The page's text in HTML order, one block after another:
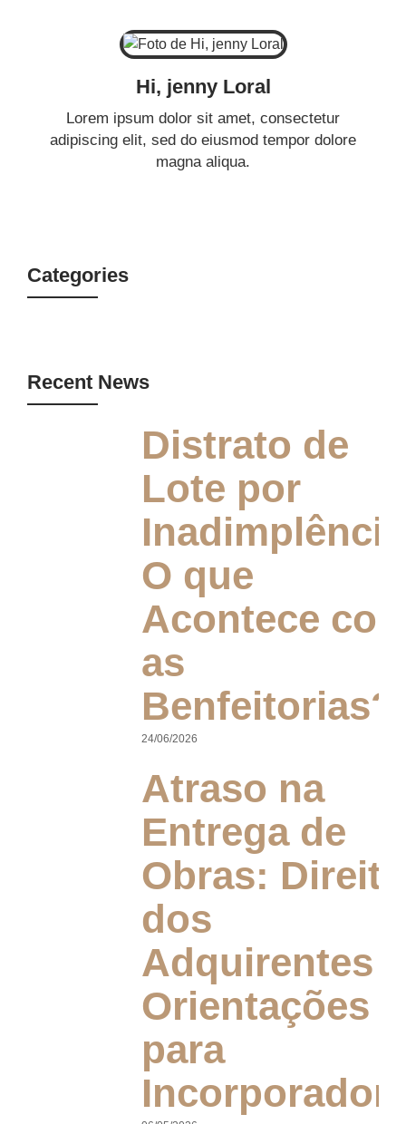
Hi, jenny Loral
Lorem ipsum dolor sit amet, consectetur
adipiscing elit, sed do eiusmod tempor dolore
magna aliqua.
Categories
Recent News
Distrato de
Lote por
O que
Acontece
as
Benfeitorias?
24/06/2026
Atraso na
Entrega de
Obras:
dos
Adquirentes e
Orientações
para